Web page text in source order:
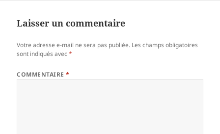
Laisser un commentaire
Votre adresse e-mail ne sera pas publiée. Les champs obligatoires
sont indiqués avec*
COMMENTAIRE*